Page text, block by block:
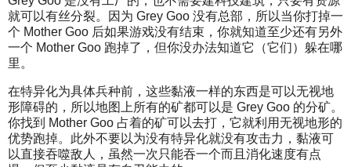
就可以有丝分裂。因为 Grey Goo 没有总部，所以当你打掉一
个 Mother Goo 后如果游戏没有结束，你就知道至少还有另外
一个 Mother Goo 跑掉了，但你没办法知道它（它们）躲在哪
里。
在特异化为具体兵种前，这些黏液一样的东西是可以无视地
形障碍的，所以地图上所有的矿都可以是 Grey Goo 的分矿。
你找到 Mother Goo 占着的矿可以去打，它就利用无视地形的
优势跑掉。此外不要以为没有特异化就没有攻击力，黏液可
以直接吞噬敌人，虽然一次只能吞一个而且消化速度有点